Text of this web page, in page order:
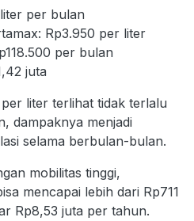
per bulan
Rp3.950 per liter
per bulan
juta
liter terlihat tidak terlalu
dampaknya menjadi
selama berbulan-bulan.
mobilitas tinggi,
mencapai lebih dari Rp711
Rp8,53 juta per tahun.